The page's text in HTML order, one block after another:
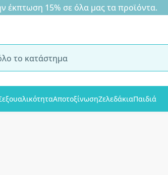
15% σε όλα μας τα προϊόντα.
ΑποτοξίνωσηΖελεδάκιαΠαιδιά